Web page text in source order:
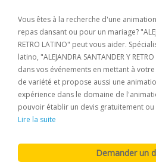
Vous êtes à la recherche d'une
repas dansant ou pour un mariage?
RETRO LATINO" peut vous aider.
latino, "ALEJANDRA SANTANDER Y
dans vos événements en mettant à
de variété et propose aussi une
expérience dans le domaine de
pouvoir établir un devis gratuitement
Lire la suite